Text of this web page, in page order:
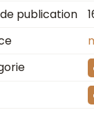
publication